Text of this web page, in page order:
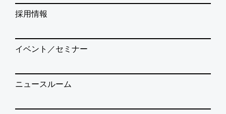
採用情報
イベント／セミナー
ニュースルーム